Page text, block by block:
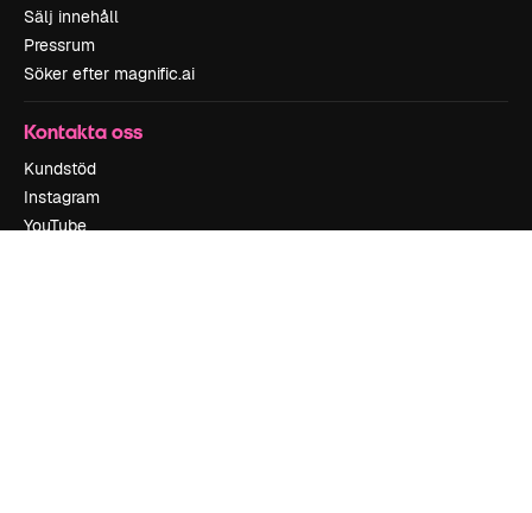
Sälj innehåll
Pressrum
Söker efter magnific.ai
Kontakta oss
Kundstöd
Instagram
YouTube